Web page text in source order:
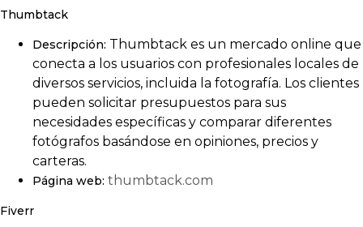
Thumbtack
Descripción: Thumbtack es un mercado online que
conecta a los usuarios con profesionales locales de
diversos servicios, incluida la fotografía. Los clientes
pueden solicitar presupuestos para sus
necesidades específicas y comparar diferentes
fotógrafos basándose en opiniones, precios y
carteras.
Página web: thumbtack.com
Fiverr